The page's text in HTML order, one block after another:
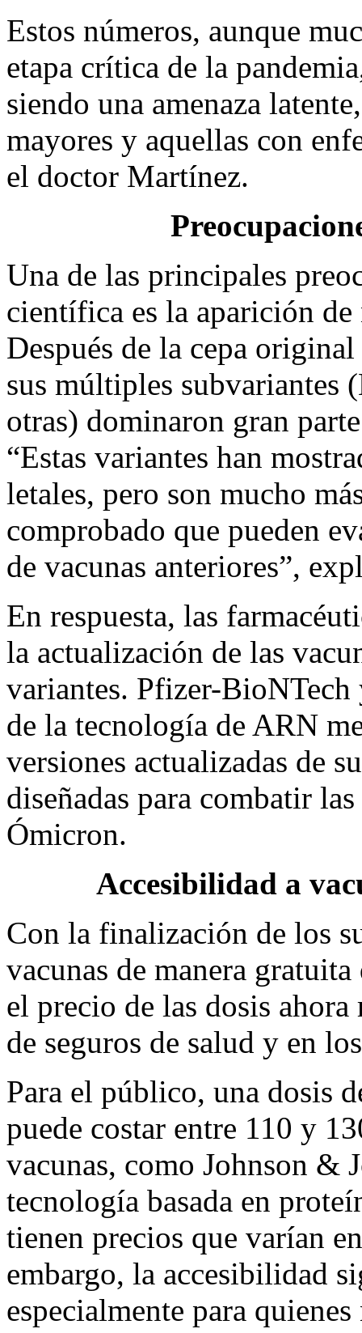
Estos números, aunque
etapa crítica de la
siendo una amenaza
mayores y aquellas con
el doctor Martínez.
Una de las principales
científica es la aparición
Después de la cepa
sus múltiples
otras) dominaron gran
“Estas variantes han
letales, pero son mucho
comprobado que pueden
de vacunas anteriores”,
En respuesta, las
la actualización de las
variantes. Pfizer-
de la tecnología de ARN
versiones actualizadas de
diseñadas para combatir
Ómicron.
Accesibilidad a
Con la finalización de los
vacunas de manera
el precio de las dosis ahora
de seguros de salud y en
Para el público, una dosis
puede costar entre 110 y
vacunas, como Johnson &
tecnología basada en
tienen precios que varían
embargo, la accesibilidad
especialmente para